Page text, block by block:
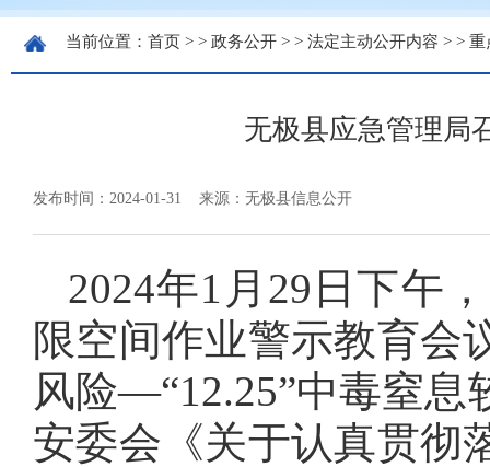
当前位置： 首页 > > 政务公开 > > 法定主动公开内容 > > 重
无极县应急管理局
发布时间：2024-01-31 来源：无极县信息公开
2024年1月29日下午
限空间作业警示教育会
风险—“12.25”中毒窒
安委会《关于认真贯彻